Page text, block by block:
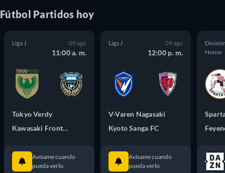
Fútbol Partidos hoy
Liga J 09 ago
11:00 a. m.
Tokyo Verdy
Kawasaki Frontale
Avísame cuando
pueda verlo.
Liga J 09 ago
12:00 p. m.
V-Varen Nagasaki
Kyoto Sanga FC
Avísame cuando
pueda verlo.
Honor